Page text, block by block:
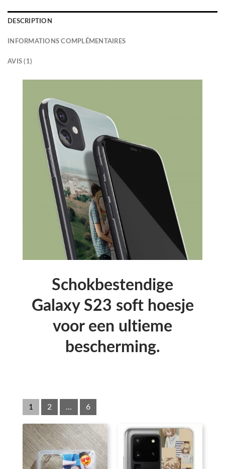
DESCRIPTION
INFORMATIONS COMPLÉMENTAIRES
AVIS (1)
Schokbestendige
Galaxy S23 soft hoesje
voor een ultieme
bescherming.
1 2 ... 6